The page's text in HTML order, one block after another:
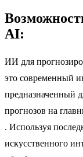
AI:
ИИ для
это современный
предназначенный
прогнозов на
. Используя
искусственного